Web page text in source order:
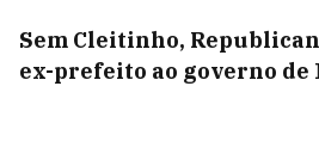
Sem Cleitinho,
ex-prefeito ao governo de